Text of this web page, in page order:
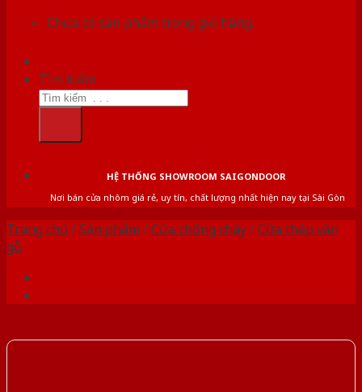
Chưa có sản phẩm trong giỏ hàng.
Tìm kiếm:
HỆ THỐNG SHOWROOM SAIGONDOOR
Nơi bán cửa nhôm giá rẻ, uy tín, chất lượng nhất hiện nay tại Sài Gòn
Trang chủ /Sản phẩm /Cửa chống cháy/Cửa thép vân
gỗ